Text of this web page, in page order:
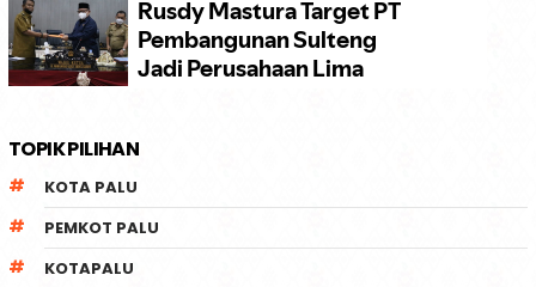
TOPIK PILIHAN
KOTA PALU
PEMKOT PALU
KOTAPALU